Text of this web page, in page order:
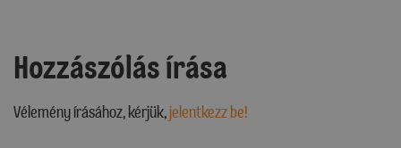
Hozzászólás írása
Vélemény írásához, kérjük,jelentkezz be!